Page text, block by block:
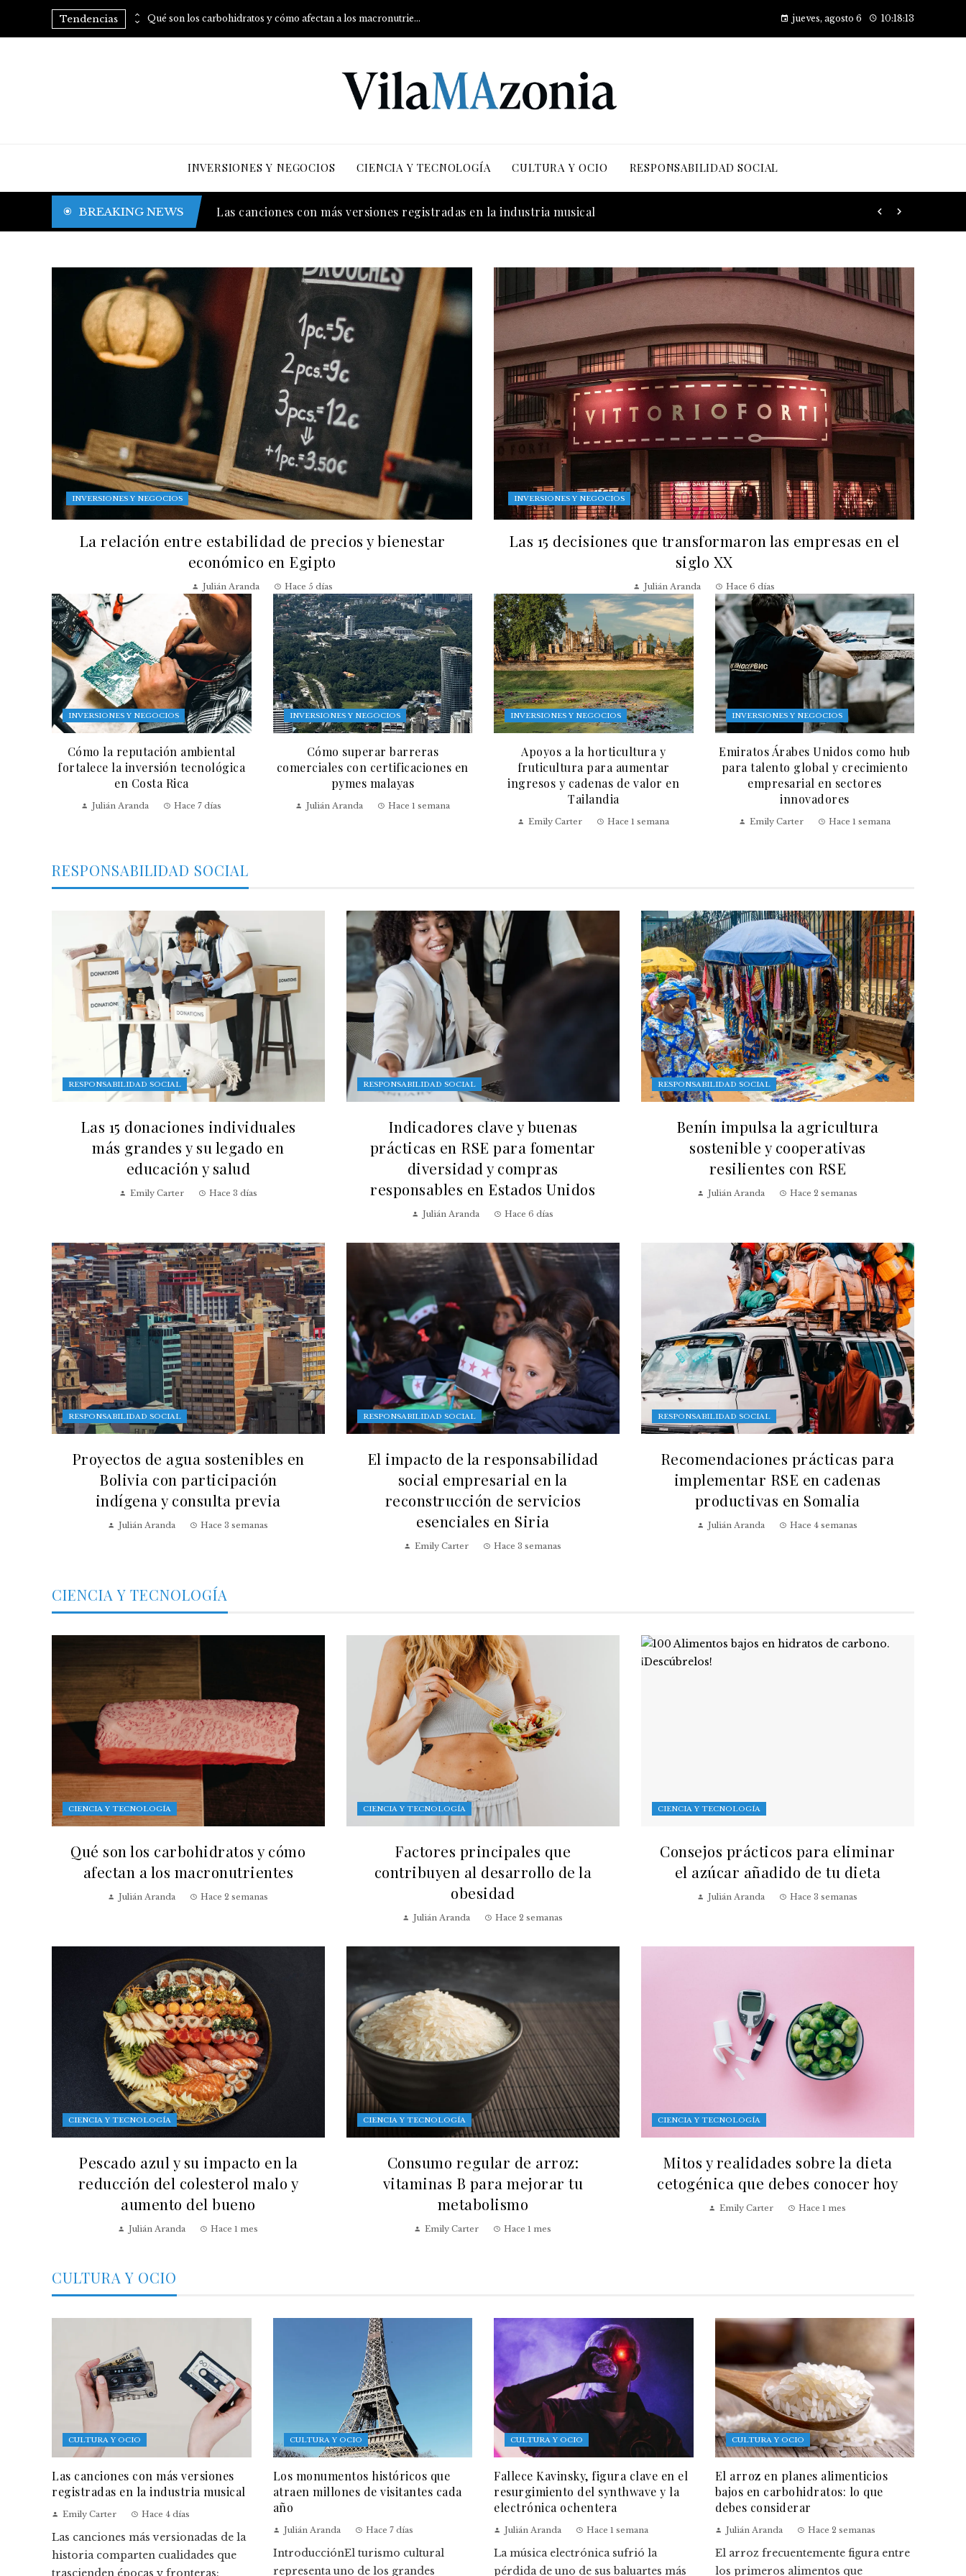
Tendencias Consumo regular de arroz: vitaminas B para mejorar tu metabolismo Qué son los carbohidratos y cómo afectan a los macronutrientes jueves, agosto 6 10:18:14
INVERSIONES Y NEGOCIOS CIENCIA Y TECNOLOGÍA CULTURA Y OCIO RESPONSABILIDAD SOCIAL
BREAKING NEWS Las canciones con más versiones registradas en la industria musical
INVERSIONES Y NEGOCIOS
La relación entre estabilidad de precios y bienestar
económico en Egipto
Julián Aranda Hace 5 días
INVERSIONES Y NEGOCIOS
Las 15 decisiones que transformaron las empresas en el
siglo XX
Julián Aranda Hace 6 días
INVERSIONES Y NEGOCIOS
Cómo la reputación ambiental
fortalece la inversión tecnológica
en Costa Rica
Julián Aranda Hace 7 días
INVERSIONES Y NEGOCIOS
Cómo superar barreras
comerciales con certificaciones en
pymes malayas
Julián Aranda Hace 1 semana
INVERSIONES Y NEGOCIOS
Apoyos a la horticultura y
fruticultura para aumentar
ingresos y cadenas de valor en
Tailandia
Emily Carter Hace 1 semana
INVERSIONES Y NEGOCIOS
Emiratos Árabes Unidos como hub
para talento global y crecimiento
empresarial en sectores
innovadores
Emily Carter Hace 1 semana
RESPONSABILIDAD SOCIAL
RESPONSABILIDAD SOCIAL
Las 15 donaciones individuales
más grandes y su legado en
educación y salud
Emily Carter Hace 3 días
RESPONSABILIDAD SOCIAL
Indicadores clave y buenas
prácticas en RSE para fomentar
diversidad y compras
responsables en Estados Unidos
Julián Aranda Hace 6 días
RESPONSABILIDAD SOCIAL
Benín impulsa la agricultura
sostenible y cooperativas
resilientes con RSE
Julián Aranda Hace 2 semanas
RESPONSABILIDAD SOCIAL
Proyectos de agua sostenibles en
Bolivia con participación
indígena y consulta previa
Julián Aranda Hace 3 semanas
RESPONSABILIDAD SOCIAL
El impacto de la responsabilidad
social empresarial en la
reconstrucción de servicios
esenciales en Siria
Emily Carter Hace 3 semanas
RESPONSABILIDAD SOCIAL
Recomendaciones prácticas para
implementar RSE en cadenas
productivas en Somalia
Julián Aranda Hace 4 semanas
CIENCIA Y TECNOLOGÍA
CIENCIA Y TECNOLOGÍA
Qué son los carbohidratos y cómo
afectan a los macronutrientes
Julián Aranda Hace 2 semanas
CIENCIA Y TECNOLOGÍA
Factores principales que
contribuyen al desarrollo de la
obesidad
Julián Aranda Hace 2 semanas
CIENCIA Y TECNOLOGÍA
Consejos prácticos para eliminar
el azúcar añadido de tu dieta
Julián Aranda Hace 3 semanas
CIENCIA Y TECNOLOGÍA
Pescado azul y su impacto en la
reducción del colesterol malo y
aumento del bueno
Julián Aranda Hace 1 mes
CIENCIA Y TECNOLOGÍA
Consumo regular de arroz:
vitaminas B para mejorar tu
metabolismo
Emily Carter Hace 1 mes
CIENCIA Y TECNOLOGÍA
Mitos y realidades sobre la dieta
cetogénica que debes conocer hoy
Emily Carter Hace 1 mes
CULTURA Y OCIO
CULTURA Y OCIO
Las canciones con más versiones
registradas en la industria musical
Emily Carter Hace 4 días
Las canciones más versionadas de la
historia comparten cualidades que
trascienden épocas y fronteras:
CULTURA Y OCIO
Los monumentos históricos que
atraen millones de visitantes cada
año
Julián Aranda Hace 7 días
IntroducciónEl turismo cultural
representa uno de los grandes
CULTURA Y OCIO
Fallece Kavinsky, figura clave en el
resurgimiento del synthwave y la
electrónica ochentera
Julián Aranda Hace 1 semana
La música electrónica sufrió la
pérdida de uno de sus baluartes más
CULTURA Y OCIO
El arroz en planes alimenticios
bajos en carbohidratos: lo que
debes considerar
Julián Aranda Hace 2 semanas
El arroz frecuentemente figura entre
los primeros alimentos que